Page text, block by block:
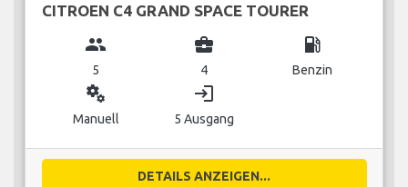
CITROEN C4 GRAND SPACE TOURER
group
5
business_center
4
local_gas_station
Benzin
miscellaneous_services
Manuell
login
5 Ausgang
DETAILS ANZEIGEN...